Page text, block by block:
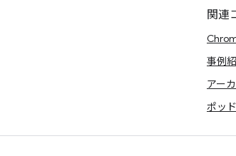
関連
事例
アー
ポッ